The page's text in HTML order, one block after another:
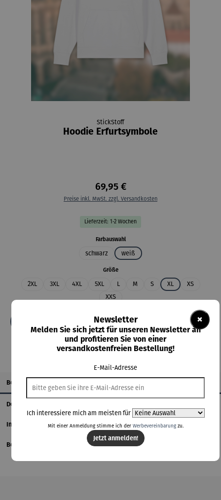
StickStoff
Hoodie Erfurtsymbole
69,95 €
Preise inkl. MwSt. zzgl. Versandkosten
Lieferzeit: 1-2 Wochen
Farbauswahlauswählen
schwarz weiß
Größeauswählen
2XL 3XL 4XL 5XL L M S XL
XS
XXS
In den Warenkorb
Beschreibung
Details
Informationen zum Hersteller
Bewertungen
×
Newsletter
Melden Sie sich jetzt für unseren Newsletter an
und profitieren Sie von einer
versandkostenfreien Bestellung!
E-Mail-Adresse
Ich interessiere mich am meisten für
Mit einer Anmeldung stimme ich der Werbevereinbarungzu.
Jetzt anmelden!